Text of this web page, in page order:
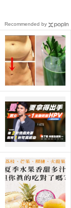
Recommended by